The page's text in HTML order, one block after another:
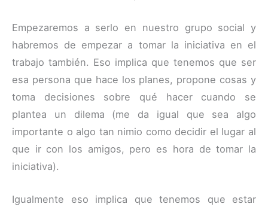
Empezaremos a serlo en nuestro grupo social y
habremos de empezar a tomar la iniciativa en el
trabajo también. Eso implica que tenemos que ser
esa persona que hace los planes, propone cosas y
toma decisiones sobre qué hacer cuando se
plantea un dilema (me da igual que sea algo
importante o algo tan nimio como decidir el lugar al
que ir con los amigos, pero es hora de tomar la
iniciativa).
Igualmente eso implica que tenemos que estar